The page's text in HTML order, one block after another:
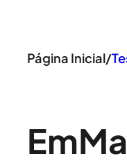
Página Inicial/
Em